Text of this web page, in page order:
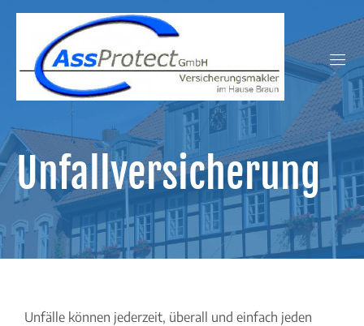
AssProtect GmbH
Unfallversicherung
Unfälle können jederzeit, überall und einfach jeden